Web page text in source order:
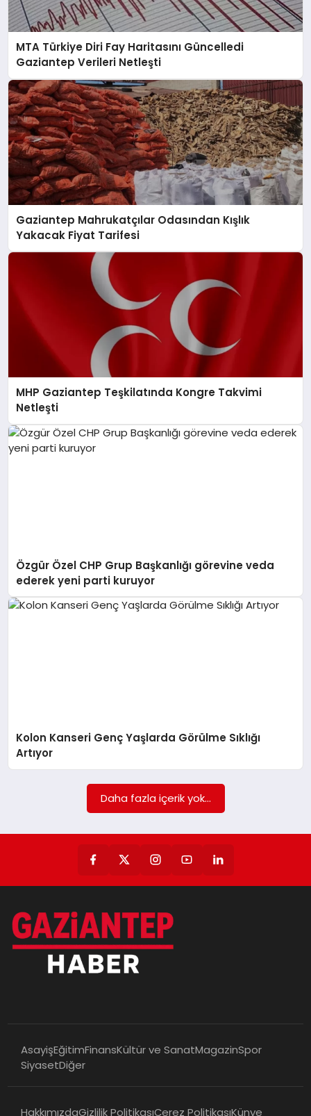
MTA Türkiye Diri Fay Haritasını Güncelledi
Gaziantep Verileri Netleşti
Gaziantep Mahrukatçılar Odasından Kışlık
Yakacak Fiyat Tarifesi
MHP Gaziantep Teşkilatında Kongre Takvimi
Netleşti
Özgür Özel CHP Grup Başkanlığı görevine veda
ederek yeni parti kuruyor
Kolon Kanseri Genç Yaşlarda Görülme Sıklığı
Artıyor
Daha fazla içerik yok...
AsayişEğitimFinansKültür ve SanatMagazinSpor
SiyasetDiğer
HakkımızdaGizlilik PolitikasıÇerez PolitikasıKünye